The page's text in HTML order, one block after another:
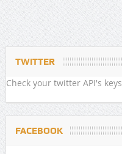
TWITTER
Check your twitter API's keys
FACEBOOK